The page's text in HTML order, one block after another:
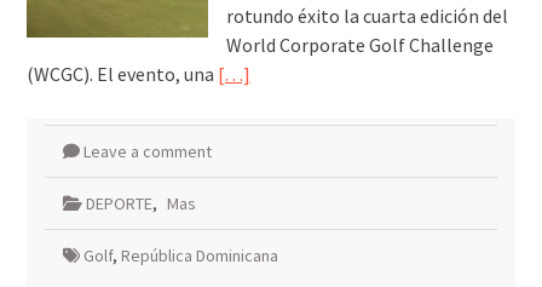
rotundo éxito la cuarta edición del
World Corporate Golf Challenge
(WCGC). El evento, una […]
Leave a comment
DEPORTE, Mas
Golf, República Dominicana